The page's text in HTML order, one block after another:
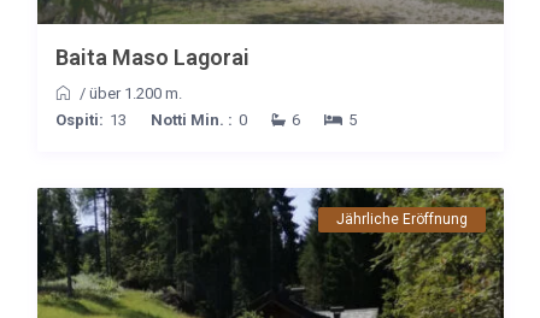
Baita Maso Lagorai
/ über 1.200 m.
Ospiti: 13 Notti Min. : 0 6 5
Jährliche Eröffnung